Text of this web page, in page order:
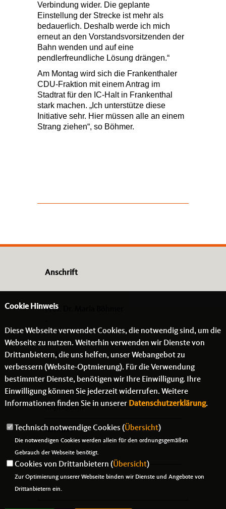
Verbindung wider. Die geplante
Einstellung der Strecke ist mehr als
bedauerlich. Deshalb werde ich mich
erneut an den Vorstandsvorsitzenden der
Bahn wenden und auf eine
pendlerfreundliche Lösung drängen.“
Am Montag wird sich die Frankenthaler
CDU-Fraktion mit einem Antrag im
Stadtratfür den IC-Halt in Frankenthal
stark machen. „Ich unterstütze diese
Initiative sehr. Hier müssen alle an einem
Strang ziehen“, so Böhmer.
Anschrift
Prof. Dr. Maria Böhmer
- -
Links
Impressum
Kontakt
Datenschutz
Cookie Hinweis
Diese Webseite verwendet Cookies, die notwendig sind, um die
Webseite zu nutzen. Weiterhin verwenden wir Dienste von
Drittanbietern, die uns helfen, unser Webangebot zu
verbessern (Website-Optmierung). Für die Verwendung
bestimmter Dienste, benötigen wir Ihre Einwilligung. Ihre
Einwilligung können Sie jederzeit widerrufen. Weitere
Informationen finden Sie in unserer Datenschutzerklärung.
Technisch notwendige Cookies (Übersicht)
Die notwendigen Cookies werden allein für den ordnungsgemäßen
Gebrauch der Webseite benötigt.
Cookies von Drittanbietern (Übersicht)
Zur Optimierung unserer Webseite binden wir Dienste und Angebote von
Drittanbietern ein.